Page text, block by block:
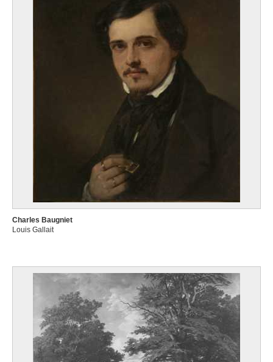
Charles Baugniet
Louis Gallait